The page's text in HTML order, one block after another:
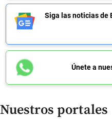
Siga las noticias de
Únete a
Nuestros portales